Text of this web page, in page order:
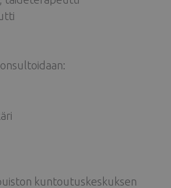
kuntoutuskeskuksen